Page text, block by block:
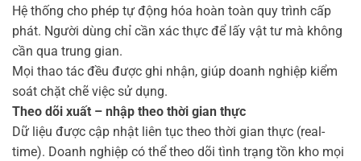
Hệ thống cho phép tự động hóa hoàn toàn quy trình cấp
phát. Người dùng chỉ cần xác thực để lấy vật tư mà không
cần qua trung gian.
Mọi thao tác đều được ghi nhận, giúp doanh nghiệp kiểm
soát chặt chẽ việc sử dụng.
Theo dõi xuất – nhập theo thời gian thực
Dữ liệu được cập nhật liên tục theo thời gian thực (real-
time). Doanh nghiệp có thể theo dõi tình trạng tồn kho mọi